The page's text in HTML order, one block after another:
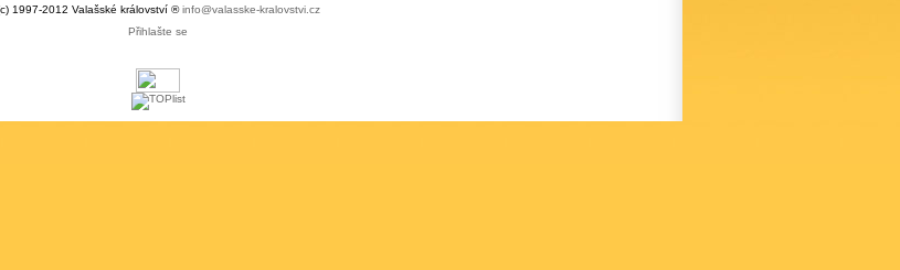
1997-2012 Valašské království ®info@valasske-kralovstvi.cz
Přihlašte se